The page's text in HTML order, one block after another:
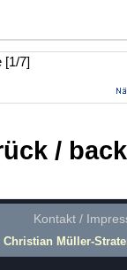
[1/7]
/ back
Kontakt /
Christian Müller-